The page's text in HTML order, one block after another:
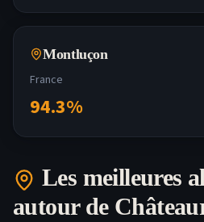
Montluçon
France
94.3%
Les meilleures
autour de